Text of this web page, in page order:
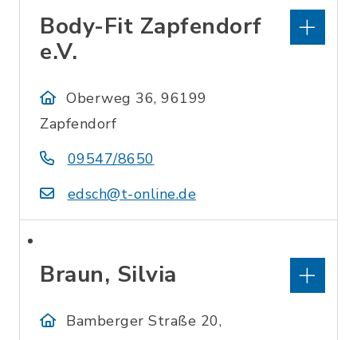
Body-Fit Zapfendorf
e.V.
Oberweg 36, 96199
Zapfendorf
09547/8650
edsch@t-online.de
Braun, Silvia
Bamberger Straße 20,